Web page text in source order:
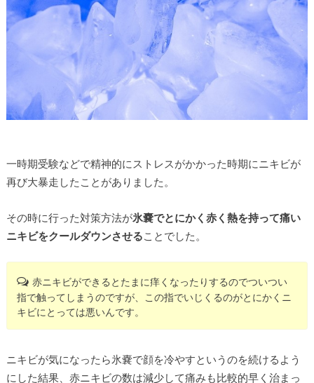
一時期受験などで精神的にストレスがかかった時期にニキビが
再び大暴走したことがありました。
その時に行った対策方法が氷嚢でとにかく赤く熱を持って痛い
ニキビをクールダウンさせる ことでした。
赤ニキビができるとたまに痒くなったりするのでついつい
指で触ってしまうのですが、この指でいじくるのがとにかくニ
キビにとっては悪いんです。
ニキビが気になったら氷嚢で顔を冷やすというのを続けるよう
にした結果、赤ニキビの数は減少して痛みも比較的早く治まっ